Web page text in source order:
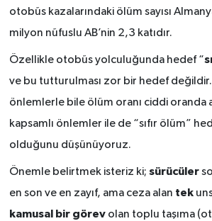
otobüs kazalarındaki ölüm sayısı
milyon nüfuslu AB’nin 2,3 katıdır.
Özellikle otobüs yolculuğunda hedef “
ve bu tutturulması zor bir hedef değildir.
önlemlerle bile ölüm oranı ciddi oranda
kapsamlı önlemler ile de “sıfır ölüm”
olduğunu düşünüyoruz.
Önemle belirtmek isteriz ki; sürücüler
en son ve en zayıf, ama ceza alan tek
kamusal bir görev olan toplu taşıma